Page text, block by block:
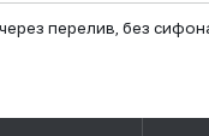
перелив, без